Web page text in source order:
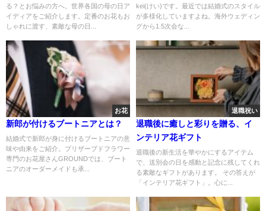
る？とお悩みの方へ。世界各国の母の日ア
イディアをご紹介します。定番のお花もお
しゃれに渡す、素敵な母の日...
kei(けい)です。最近では結婚式のスタイル
が多様化していますよね。海外ウェディン
グから1.5次会な...
お花
新郎が付けるブートニアとは？
結婚式で新郎が身に付けるブートニアの意
味や由来をご紹介。プリザーブドフラワー
専門のお花屋さんGROUNDでは、ブート
ニアのオーダーメイドも承...
退職祝い
退職後に癒しと彩りを贈る、イ
ンテリア花ギフト
退職後の新生活を華やかにするアイテム
で、送別会の日を感動と記念に残してくれ
る素敵なギフトがあります。 その答えが
「インテリア花ギフト」。心に...